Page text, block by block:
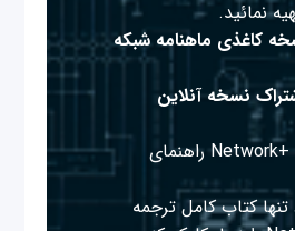
نمائید.
کاغذی ماهنامه شبکه
نسخه آنلاین
+Network راهنمای
تنها کتاب کامل ترجمه